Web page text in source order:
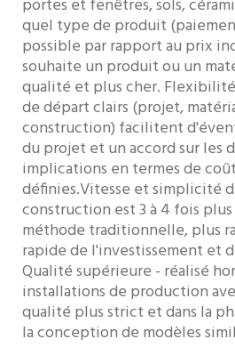
portes et fenêtres, sols,
quel type de produit
possible par rapport au prix
souhaite un produit ou un
qualité et plus cher.
de départ clairs (projet,
construction) facilitent
du projet et un accord sur les
implications en termes de
définies.Vitesse et simplicité
construction est 3 à 4 fois
méthode traditionnelle, plus
rapide de l'investissement et
Qualité supérieure - réalisé
installations de production
qualité plus strict et dans la
la conception de modèles